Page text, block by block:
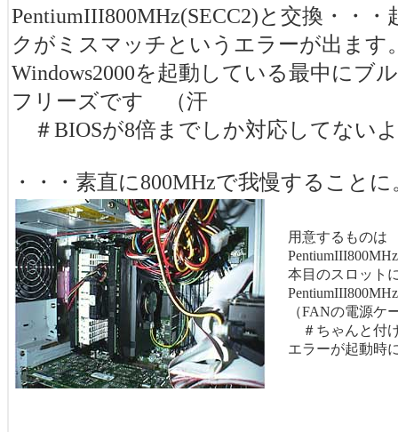
PentiumIII800MHz(SECC2)と交換・・
クがミスマッチというエラーが出ます
Windows2000を起動している最中にブ
フリーズです （汗
＃BIOSが8倍までしか対応してない
・・・素直に800MHzで我慢することに
用意するものは
本目のスロット
（FANの電源ケ
＃ちゃんと付
エラーが起動時